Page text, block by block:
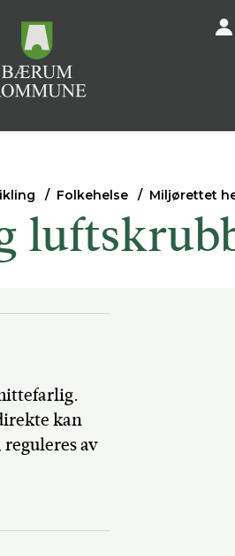
Folkehelse Miljørettet
kan
av